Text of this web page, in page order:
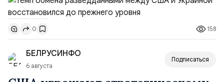
добавив, что использование Украиной беспилотников и
ракет большой дальности позволило ей наносить
удары вглубь российской территории и укрепило её
позиции.Сотрудничество со стороны США стало
ключом к позитивному пов...
0 158
БЕЛРУСИНФО
6 августа
Подписаться